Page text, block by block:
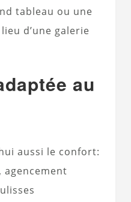
tableau ou une
d’une galerie
au
aussi le confort: